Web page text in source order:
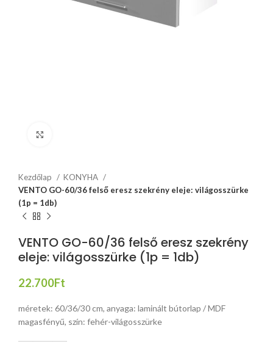
Kezdőlap
KONYHA
VENTO GO-60/36 felső eresz szekrény eleje: világosszürke
(1p = 1db)
VENTO GO-60/36 felső eresz szekrény
eleje: világosszürke (1p = 1db)
22.700Ft
méretek: 60/36/30 cm, anyaga: laminált bútorlap / MDF
magasfényű, szín: fehér-világosszürke